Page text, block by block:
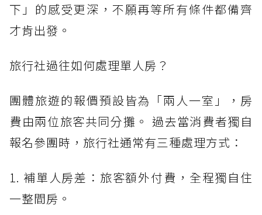
下」的感受更深，不願再等所有條件都備齊
才肯出發。
旅行社過往如何處理單人房？
團體旅遊的報價預設皆為「兩人一室」，房
費由兩位旅客共同分攤。 過去當消費者獨自
報名參團時，旅行社通常有三種處理方式：
1. 補單人房差：旅客額外付費，全程獨自住
一整間房。